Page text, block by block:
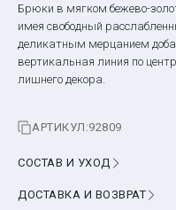
Брюки в мягком бежево-
имея свободный
деликатным мерцанием
вертикальная линия по
лишнего декора.
АРТИКУЛ:92809
СОСТАВ И УХОД
ДОСТАВКА И ВОЗВРАТ